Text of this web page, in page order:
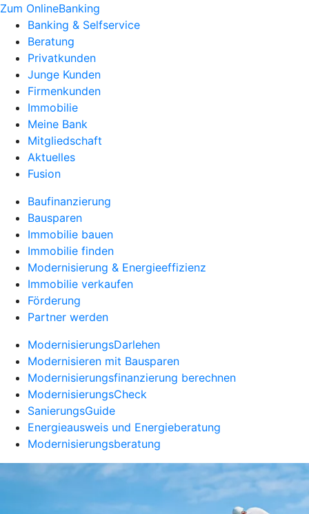
Zum OnlineBanking
Banking & Selfservice
Beratung
Privatkunden
Junge Kunden
Firmenkunden
Immobilie
Meine Bank
Mitgliedschaft
Aktuelles
Fusion
Baufinanzierung
Bausparen
Immobilie bauen
Immobilie finden
Modernisierung & Energieeffizienz
Immobilie verkaufen
Förderung
Partner werden
ModernisierungsDarlehen
Modernisieren mit Bausparen
Modernisierungsfinanzierung berechnen
ModernisierungsCheck
SanierungsGuide
Energieausweis und Energieberatung
Modernisierungsberatung